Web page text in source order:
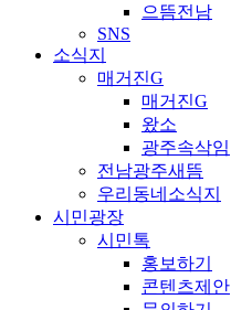
으뜸전남
SNS
소식지
매거진G
매거진G
왔소
광주속삭임
전남광주새뜸
우리동네소식지
시민광장
시민톡
홍보하기
콘텐츠제안